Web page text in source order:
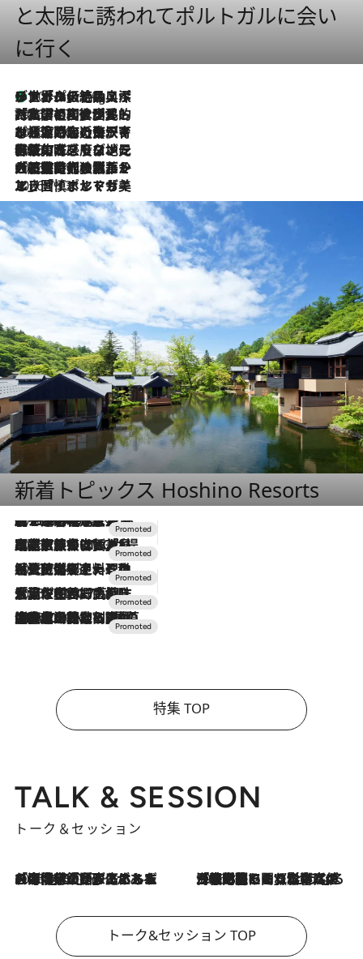
と太陽に誘われてポルトガルに会い
に行く
10 Hours Ago
リスボンの絶品スイーツ「パステル・デ・ナタ」とは？ポルトガル伝統の奥深い世界へ
2026.7.27
「私の祖国はポルトガル語です」国民的詩人フェルナンド・ペソアと、彼が愛した文学の街を歩く
2026.7.26
ポルトガル近海が育む極上の海の幸。キリリと冷えた白ワインと愉しむ、シーフード専門店の贅沢
2026.7.22
伝統の味をモダンに昇華。高感度な地元客が集う、リスボンの最旬ガストロノミー
2026.7.21
大航海時代の栄華から、震災、独裁、そして革命へ。ポルトガル・首都リスボンの石畳に刻まれた「歴史の光と影」
2026.7.13
エッセイ・ヤマザキマリ「慎ましくも美しき国 ポルトガル」
新着トピックス Hoshino Resorts
2026.8.7
【トンボの足水浴】ヒノキの香りに包まれて涼感マックス！約13℃の湧水かけ流しを避暑地「星野温泉 トンボの湯」で体験
2026.7.31
【ホテル帰省】という選択肢をOMOが提案。家族とほどよい距離を保つには「昼は実家、夜は気兼ねなくホテルで！」
2026.7.24
【夏限定ディナーコース】旬を迎える稚鮎や花ズッキーニなどをイタリア・トスカーナの郷土料理の手法で満喫！
2026.7.17
「土佐和ハーブかき氷」がOMO7高知に登場！生姜、山椒、大葉など目にも舌にも涼を呼ぶ郷土の味
2026.7.10
NEW OPEN！【界 草津】名湯の地に誕生。趣の異なる2種の温泉と上州ならではの会席・蕎麦割烹など美食を味わう究極の癒やし旅
特集 TOP
TALK & SESSION
トーク＆セッション
2026.8.3
「今後値上げがあるとすれば…」「リスクがあるのは今年の冬」エネルギー専門家が語る、ホルムズ海峡封鎖が家庭にもたらす“ある心配” 2026.8.3
「住宅建てられない…」「サーチャージ料の高値が続いている」ホルムズ海峡封鎖による影響はいつまで続く？《エネルギー専門家に聞く“どうなる日本の暮らし”》
トーク&セッション TOP